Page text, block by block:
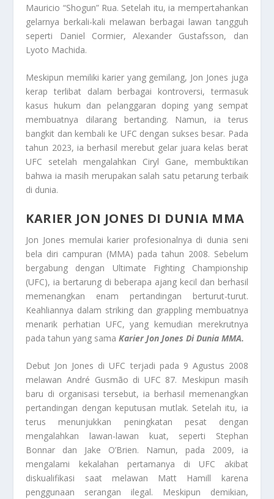
Mauricio “Shogun” Rua. Setelah itu, ia mempertahankan
gelarnya berkali-kali melawan berbagai lawan tangguh
seperti Daniel Cormier, Alexander Gustafsson, dan
Lyoto Machida.
Meskipun memiliki karier yang gemilang, Jon Jones juga
kerap terlibat dalam berbagai kontroversi, termasuk
kasus hukum dan pelanggaran doping yang sempat
membuatnya dilarang bertanding. Namun, ia terus
bangkit dan kembali ke UFC dengan sukses besar. Pada
tahun 2023, ia berhasil merebut gelar juara kelas berat
UFC setelah mengalahkan Ciryl Gane, membuktikan
bahwa ia masih merupakan salah satu petarung terbaik
di dunia.
KARIER JON JONES DI DUNIA MMA
Jon Jones memulai karier profesionalnya di dunia seni
bela diri campuran (MMA) pada tahun 2008. Sebelum
bergabung dengan Ultimate Fighting Championship
(UFC), ia bertarung di beberapa ajang kecil dan berhasil
memenangkan enam pertandingan berturut-turut.
Keahliannya dalam striking dan grappling membuatnya
menarik perhatian UFC, yang kemudian merekrutnya
pada tahun yang sama Karier Jon Jones Di Dunia MMA.
Debut Jon Jones di UFC terjadi pada 9 Agustus 2008
melawan André Gusmão di UFC 87. Meskipun masih
baru di organisasi tersebut, ia berhasil memenangkan
pertandingan dengan keputusan mutlak. Setelah itu, ia
terus menunjukkan peningkatan pesat dengan
mengalahkan lawan-lawan kuat, seperti Stephan
Bonnar dan Jake O’Brien. Namun, pada 2009, ia
mengalami kekalahan pertamanya di UFC akibat
diskualifikasi saat melawan Matt Hamill karena
penggunaan serangan ilegal. Meskipun demikian,